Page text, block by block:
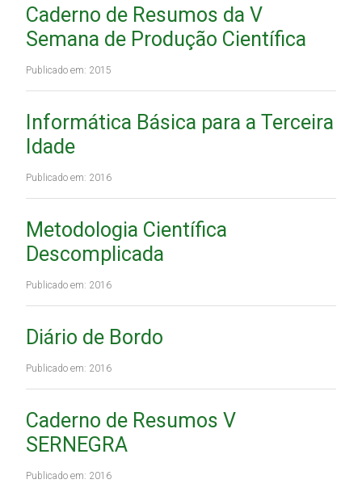
Caderno de Resumos da V
Semana de Produção Científica
Publicado em: 2015
Informática Básica para a Terceira
Idade
Publicado em: 2016
Metodologia Científica
Descomplicada
Publicado em: 2016
Diário de Bordo
Publicado em: 2016
Caderno de Resumos V
SERNEGRA
Publicado em: 2016